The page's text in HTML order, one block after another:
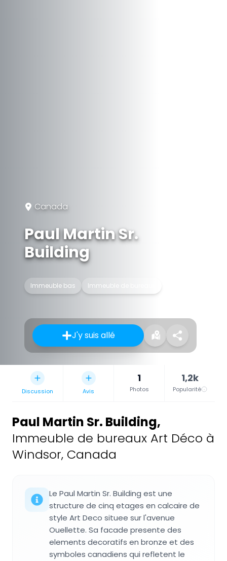
Canada
Paul Martin Sr.
Building
Immeuble bas Immeuble de bureaux
J'y suis allé
Discussion Avis
1
Photos
1,2k
Popularité
Paul Martin Sr. Building,
Immeuble de bureaux Art Déco à
Windsor, Canada
Le Paul Martin Sr. Building est une
structure de cinq etages en calcaire de
style Art Deco situee sur l'avenue
Ouellette. Sa facade presente des
elements decoratifs en bronze et des
symboles canadiens qui refletent le